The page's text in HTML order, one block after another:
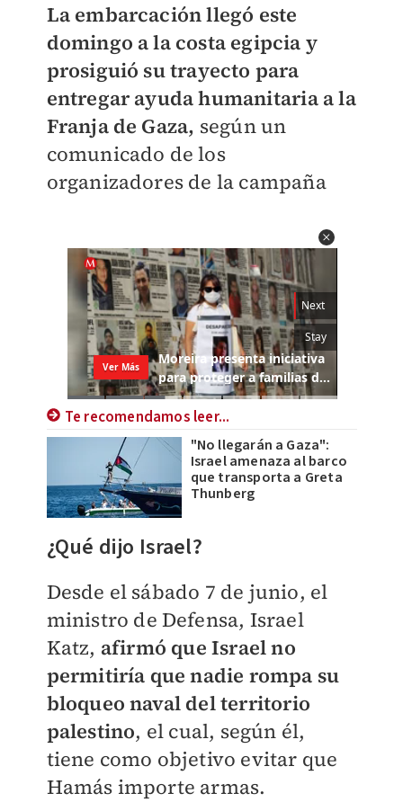
La embarcación llegó este
domingo a la costa egipcia y
prosiguió su trayecto para
entregar ayuda humanitaria a la
Franja de Gaza, según un
comunicado de los
organizadores de la campaña
Te recomendamos leer...
"No llegarán a Gaza":
Israel amenaza al barco
que transporta a Greta
Thunberg
¿Qué dijo Israel?
Desde el sábado 7 de junio, el
ministro de Defensa, Israel
Katz, afirmó que Israel no
permitiría que nadie rompa su
bloqueo naval del territorio
palestino, el cual, según él,
tiene como objetivo evitar que
Hamás importe armas.